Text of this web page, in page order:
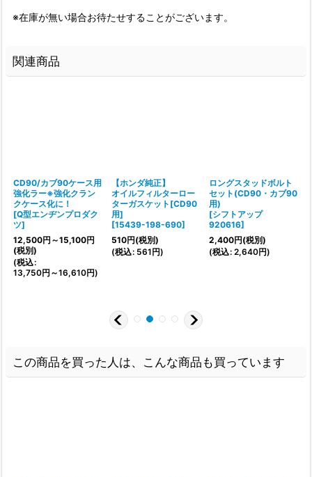
※在庫が無い場合お待たせすることがございます。
関連商品
CD90/カブ90ケース用
強化ラー※強化クラン
クケース化に！
[Q型エンヂンプロダク
ツ]
12,500円 ～15,100円
(税別)
(税込:
13,750円 ～16,610円)
【ホンダ純正】
オイルフィルターロー
ターガスケット[CD90
用]
[15439-198-690]
510円(税別)
(税込: 561円)
ロングスタッドボルト
セット(CD90・カブ90
用)
[シフトアップ
920616]
2,400円(税別)
(税込: 2,640円)
この商品を買った人は、こんな商品も買っています